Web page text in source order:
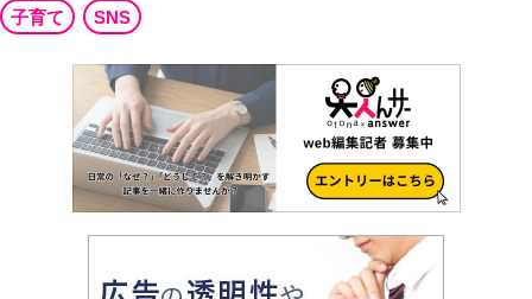
子育て
SNS